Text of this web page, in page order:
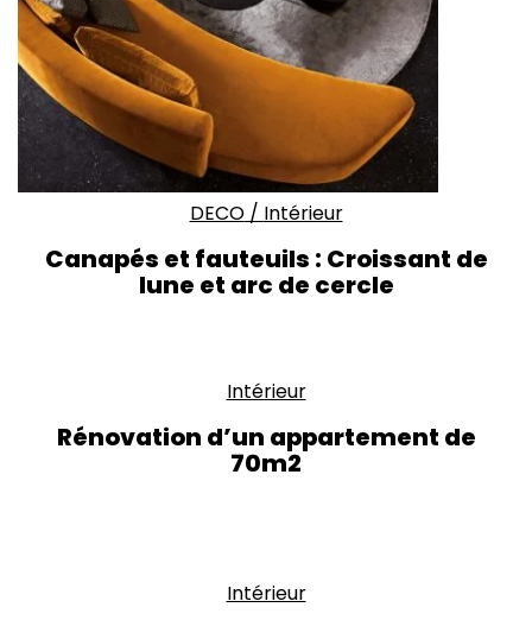
DECO/ Intérieur
Canapés et fauteuils : Croissant de
lune et arc de cercle
Intérieur
Rénovation d’un appartement de
70m2
Intérieur